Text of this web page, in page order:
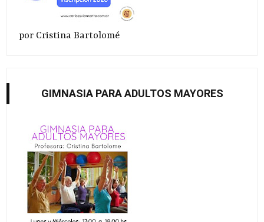
por Cristina Bartolomé
GIMNASIA PARA ADULTOS MAYORES